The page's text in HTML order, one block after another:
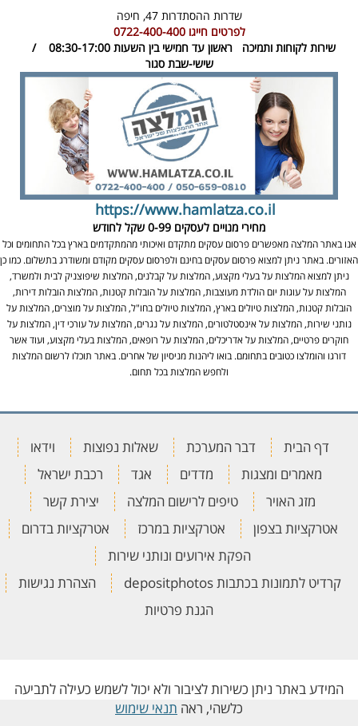
שדרות ההסתדרות 47,
חיפה
לפרטים חייגו0722-400-400
שירות לקוחות ותמיכה
ראשון עד חמישי בין השעות 08:30-17:00 /
שישי-שבת סגור
https://www.hamlatza.co.il
מחירי מנויים לעסקים 0-99 שקל לחודש
אנו באתר המלצה מאפשרים פרסום עסקים מתקדם ואיכותי מהמתקדמים בארץ בכל התחומים וכל
האזורים. באתר ניתן למצוא פרסום עסקים בחינם ולפרסום עסקים מקודם ומשודרג בתשלום. כמו כן
ניתן למצוא המלצות על בעלי מקצוע, המלצות על קבלנים, המלצות שיפוצניק לבית ולמשרד,
המלצות על עוגות יום הולדת מעוצבות, המלצות על הובלות קטנות, המלצות הובלות דירות,
הובלות קטנות, המלצות טיולים בארץ, המלצות טיולים בחו"ל, המלצות על מוצרים, המלצות על
נותני שירות, המלצות על אינסטלטורים, המלצות על נגרים, המלצות על עורכי דין, המלצות על
חוקרים פרטיים, המלצות על אדריכלים, המלצות על רופאים, המלצות בעלי מקצוע, ועוד אשר
דורגו והומלצו כטובים בתחומם. בואו ליהנות מניסיון של אחרים. באתר תוכלו לרשום המלצות
ולחפש המלצות בכל תחום.
דף הבית דבר המערכת שאלות נפוצות
וידאו
מאמרים ומצגות
מדדים אגד
רכבת ישראל
מזג האויר
טיפים לרישום המלצה
יצירת קשר
אטרקציות בצפון
אטרקציות במרכז
אטרקציות בדרום
הפקת אירועים ונותני שירות
קרדיט לתמונות בכתבות depositphotos
הצהרת נגישות
הגנת פרטיות
המידע באתר ניתן כשירות לציבור ולא יכול לשמש כעילה לתביעה
כלשהי, ראה תנאי שימוש